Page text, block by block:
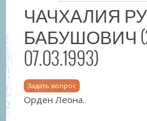
ЧАЧХАЛИЯ
БАБУШОВИЧ
07.03.1993)
Задать вопрос
Орден Леона.